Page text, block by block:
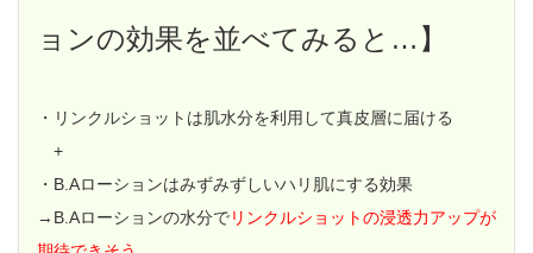
ョンの効果を並べてみると…】
・リンクルショットは肌水分を利用して真皮層に届ける
+
・B.Aローションはみずみずしいハリ肌にする効果
→B.Aローションの水分でリンクルショットの浸透力アップが